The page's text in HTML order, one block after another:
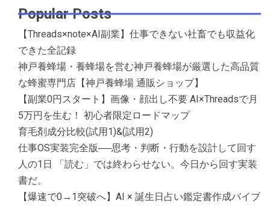
Popular Posts
【Threads×note×AI副業】仕事できない社畜でも収益化
できた全記録
神戸養蜂場・養蜂場を営む神戸養蜂場が厳選した高品質
な蜂蜜専門店【神戸養蜂場 通販ショップ】
【副業0円スタート】画像・顔出し不要 AI×Threadsで月
5万円を生む！ 初心者限定ロードマップ
育毛剤成分比較(試用1)&(試用2)
仕事OS実装完全版──思考・判断・行動を設計して回す
人の1日 「読む」では終わらせない。今日から回す実装
書だ。
【爆速で0→1突破へ】AI × 誕生日占い鑑定書作成バイブ